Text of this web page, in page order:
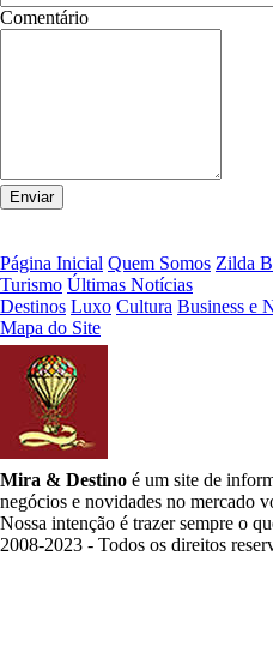
Comentário
Página Inicial Quem Somos Zilda
Turismo Últimas Notícias
Destinos Luxo Cultura Business e
Mapa do Site
Mira & Destino é um site de
negócios e novidades no mercado
Nossa intenção é trazer sempre o
2008-2023 - Todos os direitos